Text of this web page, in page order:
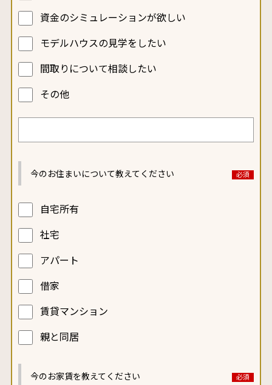
資金のシミュレーションが欲しい
モデルハウスの見学をしたい
間取りについて相談したい
その他
今のお住まいについて教えてください
自宅所有
社宅
アパート
借家
賃貸マンション
親と同居
今のお家賃を教えてください